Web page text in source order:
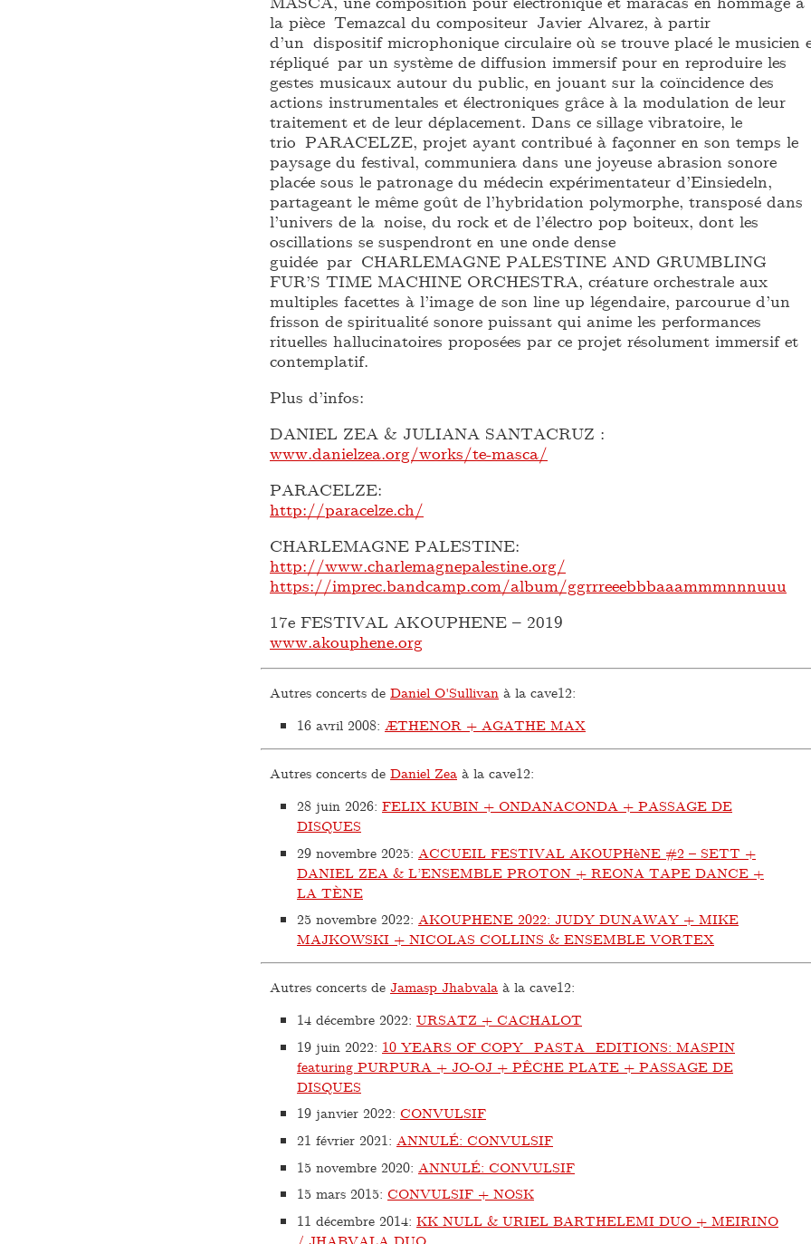
la pièce Temazcal du compositeur Javier Alvarez, à partir
d’un dispositif microphonique circulaire où se trouve placé le musicien
répliqué par un système de diffusion immersif pour en reproduire les
gestes musicaux autour du public, en jouant sur la coïncidence des
actions instrumentales et électroniques grâce à la modulation de leur
traitement et de leur déplacement. Dans ce sillage vibratoire, le
trio PARACELZE, projet ayant contribué à façonner en son temps le
paysage du festival, communiera dans une joyeuse abrasion sonore
placée sous le patronage du médecin expérimentateur d’Einsiedeln,
partageant le même goût de l’hybridation polymorphe, transposé dans
l’univers de la noise, du rock et de l’électro pop boiteux, dont les
oscillations se suspendront en une onde dense
guidée par CHARLEMAGNE PALESTINE AND GRUMBLING
FUR’S TIME MACHINE ORCHESTRA, créature orchestrale aux
multiples facettes à l’image de son line up légendaire, parcourue d’un
frisson de spiritualité sonore puissant qui anime les performances
rituelles hallucinatoires proposées par ce projet résolument immersif et
contemplatif.
Plus d’infos:
DANIEL ZEA & JULIANA SANTACRUZ :
www.danielzea.org/works/te-masca/
PARACELZE:
http://paracelze.ch/
CHARLEMAGNE PALESTINE:
http://www.charlemagnepalestine.org/
https://imprec.bandcamp.com/album/ggrrreeebbbaaammmnnnuuu
17e FESTIVAL AKOUPHENE – 2019
www.akouphene.org
Autres concerts de Daniel O'Sullivan à la cave12:
16 avril 2008: ÆTHENOR + AGATHE MAX
Autres concerts de Daniel Zea à la cave12:
28 juin 2026: FELIX KUBIN + ONDANACONDA + PASSAGE DE
DISQUES
29 novembre 2025: ACCUEIL FESTIVAL AKOUPHèNE #2 – SETT +
DANIEL ZEA & L’ENSEMBLE PROTON + REONA TAPE DANCE +
LA TÈNE
25 novembre 2022: AKOUPHENE 2022: JUDY DUNAWAY + MIKE
MAJKOWSKI + NICOLAS COLLINS & ENSEMBLE VORTEX
Autres concerts de Jamasp Jhabvala à la cave12:
14 décembre 2022: URSATZ + CACHALOT
19 juin 2022: 10 YEARS OF COPY_PASTA_EDITIONS: MASPIN
featuring PURPURA + JO-OJ + PÊCHE PLATE + PASSAGE DE
DISQUES
19 janvier 2022: CONVULSIF
21 février 2021: ANNULÉ: CONVULSIF
15 novembre 2020: ANNULÉ: CONVULSIF
15 mars 2015: CONVULSIF + NOSK
11 décembre 2014: KK NULL & URIEL BARTHELEMI DUO + MEIRINO